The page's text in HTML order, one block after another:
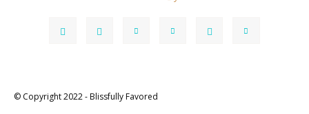
© Copyright 2022 - Blissfully Favored